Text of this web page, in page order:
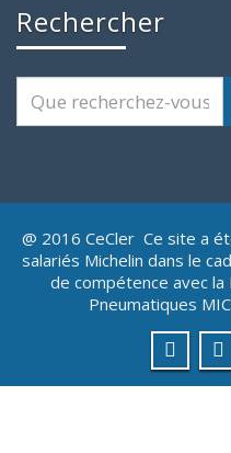
Rechercher
@ 2016 CeCler Ce site a
salariés Michelin dans le
de compétence avec la
Pneumatiques